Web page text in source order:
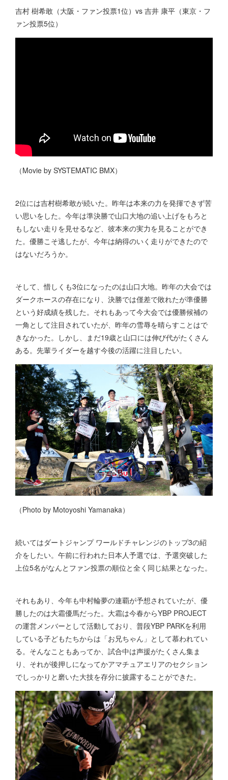
吉村 樹希敢（大阪・ファン投票1位）vs 吉井 康平（東京・フ
ァン投票5位）
（Movie by SYSTEMATIC BMX）
2位には吉村樹希敢が続いた。昨年は本来の力を発揮できず苦
い思いをした。今年は準決勝で山口大地の追い上げをもろと
もしない走りを見せるなど、彼本来の実力を見ることができ
た。優勝こそ逃したが、今年は納得のいく走りができたので
はないだろうか。
そして、惜しくも3位になったのは山口大地。昨年の大会では
ダークホースの存在になり、決勝では僅差で敗れたが準優勝
という好成績を残した。それもあって今大会では優勝候補の
一角として注目されていたが、昨年の雪辱を晴らすことはで
きなかった。しかし、まだ19歳と山口には伸び代がたくさん
ある。先輩ライダーを越す今後の活躍に注目したい。
（Photo by Motoyoshi Yamanaka）
続いてはダートジャンプ ワールドチャレンジのトップ3の紹
介をしたい。午前に行われた日本人予選では、予選突破した
上位5名がなんとファン投票の順位と全く同じ結果となった。
それもあり、今年も中村輪夢の連覇が予想されていたが、優
勝したのは大霜優馬だった。大霜は今春からYBP PROJECT
の運営メンバーとして活動しており、普段YBP PARKを利用
している子どもたちからは「お兄ちゃん」として慕われてい
る。そんなこともあってか、試合中は声援がたくさん集ま
り、それが後押しになってかアマチュアエリアのセクション
でしっかりと磨いた大技を存分に披露することができた。